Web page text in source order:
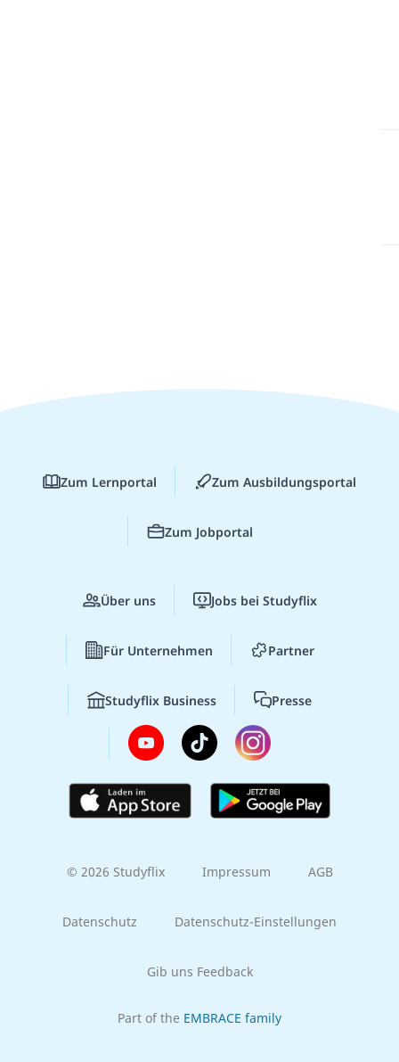
Zum Lernportal Zum Ausbildungsportal
Zum Jobportal
Über uns Jobs bei Studyflix
Für Unternehmen Partner
Studyflix Business Presse
© 2026 Studyflix Impressum AGB
Datenschutz Datenschutz-Einstellungen
Gib uns Feedback
Part of the EMBRACE family